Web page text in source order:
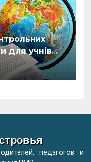
для учнів
педагогов и